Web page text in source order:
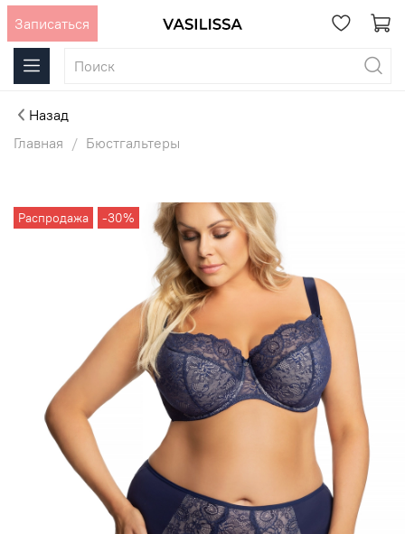
Записаться
Назад
Главная
Бюстгальтеры
Распродажа -30%